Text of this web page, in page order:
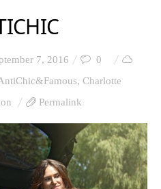
7, 2016
0
, Charlotte
Permalink